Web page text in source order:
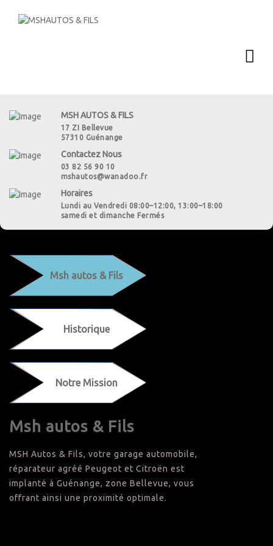
MSH AUTOS & FILS
17 ZI Bellevue
57310 Guénange
Contactez Nous
03 82 56 90 10
mshautos@wanadoo.fr
Horaires
Lundi au Vendredi 08:00–12:00, 13:00–18:00
samedi et dimanche Fermés
Msh autos & Fils
Historique
Notre Mission
Msh autos & Fils
MSH Autos & Fils, votre garage automobile,
réparateur agréé Peugeot et Citroën est
implanté à Guénange, zone Bellevue, vous
offrant ainsi une proximité optimale.